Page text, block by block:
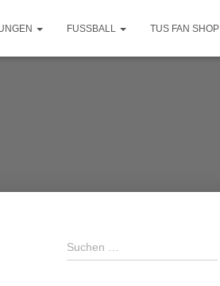
FUSSBALL TUS FAN SHOP
S
u
Suchen …